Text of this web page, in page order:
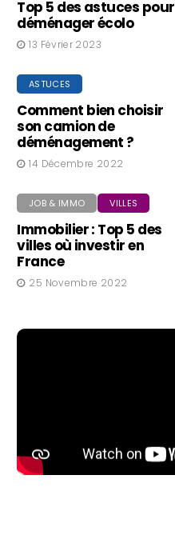
Top 5 des astuces pour
déménager écolo
13 Février 2023
ASTUCES
Comment bien choisir
son camion de
déménagement ?
14 Décembre 2022
JOB & IMMO VILLES
Immobilier : Top 5 des
villes où investir en
France
25 Novembre 2022